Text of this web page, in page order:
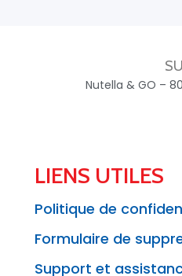
Nutella & GO –
LIENS UTILES
Politique de
Formulaire de
Support et